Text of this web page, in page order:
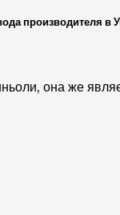
производителя в
она же